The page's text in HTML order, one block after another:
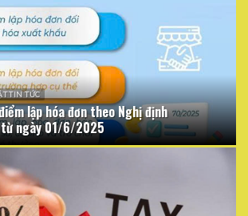
TIN TỨC
lập hóa đơn theo Nghị định
ngày 01/6/2025